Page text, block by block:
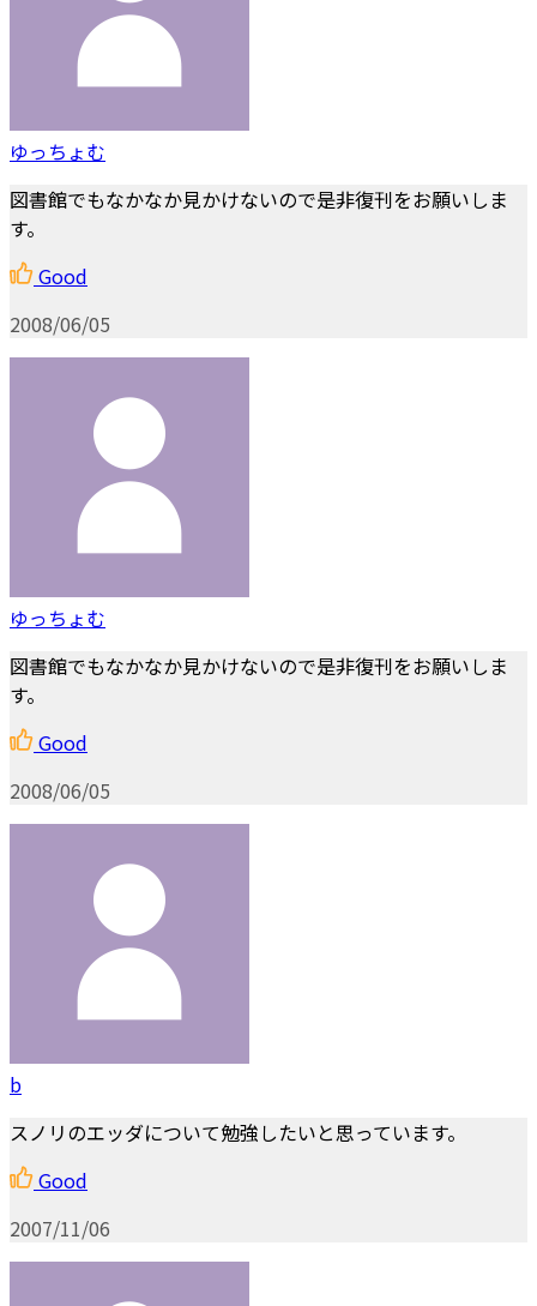
ゆっちょむ
図書館でもなかなか見かけないので是非復刊をお願いしま
す。
Good
2008/06/05
ゆっちょむ
図書館でもなかなか見かけないので是非復刊をお願いしま
す。
Good
2008/06/05
b
スノリのエッダについて勉強したいと思っています。
Good
2007/11/06